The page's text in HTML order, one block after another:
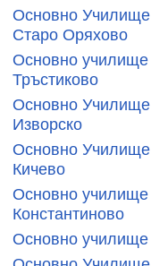
Основно
Старо Оряхово
Основно
Тръстиково
Основно
Изворско
Основно
Кичево
Основно училище
Константиново
Основно